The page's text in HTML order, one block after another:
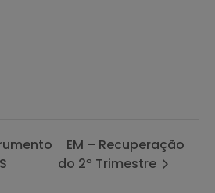
EM – Recuperação
do 2º Trimestre